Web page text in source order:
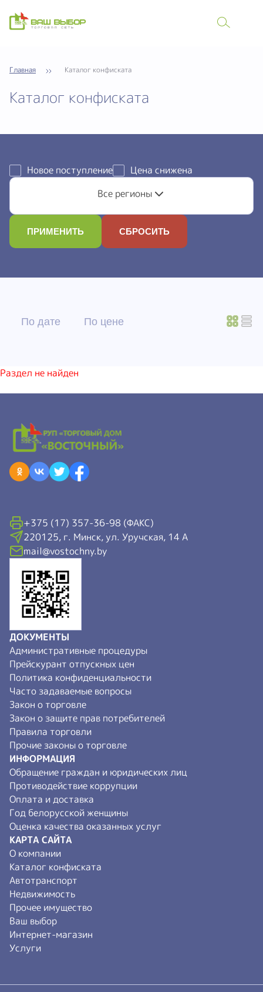
Главная Каталог конфиската
Каталог конфиската
Новое поступление
Цена снижена
Все регионы
По дате По цене
Раздел не найден
+375 (17) 357-36-98 (ФАКС)
220125, г. Минск, ул. Уручская, 14 А
mail@vostochny.by
ДОКУМЕНТЫ
Административные процедуры
Прейскурант отпускных цен
Политика конфиденциальности
Часто задаваемые вопросы
Закон о торговле
Закон о защите прав потребителей
Правила торговли
Прочие законы о торговле
ИНФОРМАЦИЯ
Обращение граждан и юридических лиц
Противодействие коррупции
Оплата и доставка
Год белорусской женщины
Оценка качества оказанных услуг
КАРТА САЙТА
О компании
Каталог конфиската
Автотранспорт
Недвижимость
Прочее имущество
Ваш выбор
Интернет-магазин
Услуги